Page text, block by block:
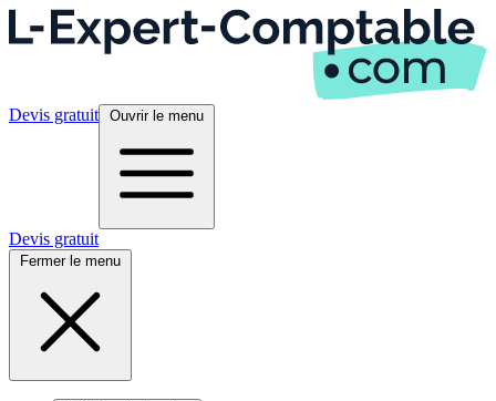
Devis gratuit Ouvrir le menu
Devis gratuit
Fermer le menu